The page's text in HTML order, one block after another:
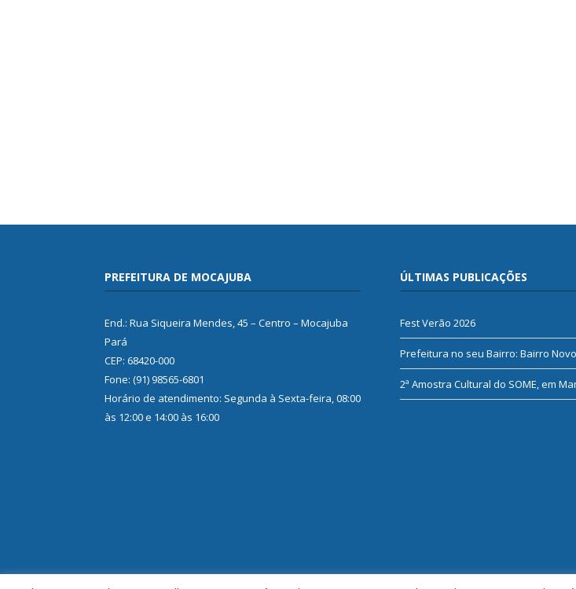
PREFEITURA DE MOCAJUBA
End.: Rua Siqueira Mendes, 45 – Centro – Mocajuba
Pará
CEP: 68420-000
Fone: (91) 98565-6801
Horário de atendimento: Segunda à Sexta-feira, 08:00
às 12:00 e 14:00 às 16:00
ÚLTIMAS PUBLICAÇÕES
Fest Verão 2026
Prefeitura no seu Bairro: Bairro Novo
2ª Amostra Cultural do SOME, em